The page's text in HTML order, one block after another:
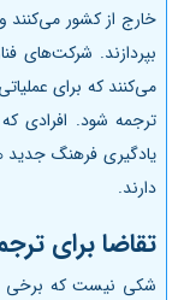
خارج از کشور می‌کنند
بپردازند. شرکت‌های
می‌کنند که برای
ترجمه شود. افرادی
یادگیری فرهنگ جدید
دارند.
تقاضا برای
شکی نیست که برخی